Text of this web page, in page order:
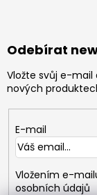
Odebírat
Vložte svůj e-
nových
E-mail
Vložením e-
osobních údajů